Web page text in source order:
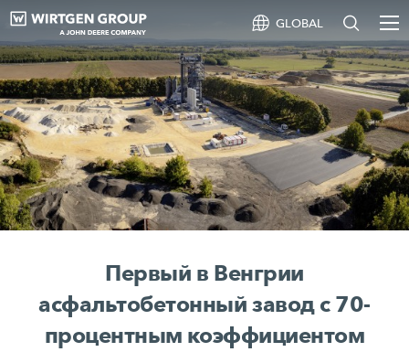
GLOBAL
Первый в Венгрии
асфальтобетонный завод с 70-
процентным коэффициентом